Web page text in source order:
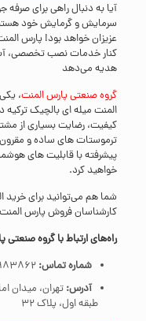
آیا به دنبال راهی برای
سرمایش و گرمایش خود
عزیزان خواهد بود! پارس
کنار خدمات نصب تخصصی،
هدیه می‌دهد
گروه صنعتی پارس المنت،
المنت میله ای بالچیک ترکیه
کیفیت، رضایت بسیاری از
ترموستات‌ های ساده و
پیشرفته با قابلیت‌ های
خواهید کرد.
شما هم می‌توانید برای خرید
کارشناسان فروش پارس
راه‌های ارتباط با گروه صنعتی
شماره تماس: 021
آدرس: تهران، میدان
طبقه اول، پلاک 32